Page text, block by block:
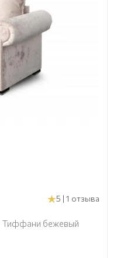
5 | 1 отзыва
Тиффани бежевый